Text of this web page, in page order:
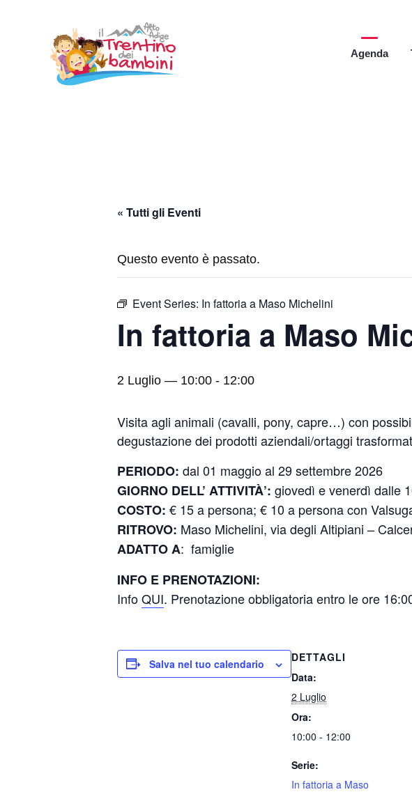
contenuto
Agenda
« Tutti gli Eventi
Questo evento è passato.
Event Series: In fattoria a Maso Michelini
In fattoria a Maso
2 Luglio — 10:00 - 12:00
Visita agli animali (cavalli, pony, capre…) con
degustazione dei prodotti aziendali/ortaggi
PERIODO: dal 01 maggio al 29 settembre 2026
GIORNO DELL’ ATTIVITÀ’: giovedì e venerdì dalle
COSTO: € 15 a persona; € 10 a persona con
RITROVO: Maso Michelini, via degli Altipiani –
ADATTO A: famiglie
INFO E PRENOTAZIONI:
InfoQUI. Prenotazione obbligatoria entro le ore
Salva nel tuo calendario
DETTAGLI
Data:
2 Luglio
Ora:
10:00 - 12:00
Serie:
In fattoria a Maso